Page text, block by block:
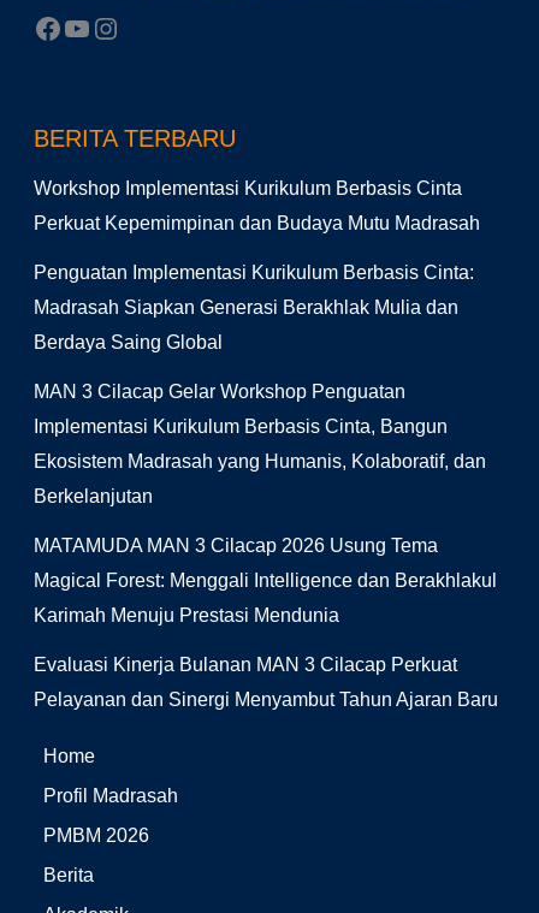
BERITA TERBARU
Workshop Implementasi Kurikulum Berbasis Cinta
Perkuat Kepemimpinan dan Budaya Mutu Madrasah
Penguatan Implementasi Kurikulum Berbasis Cinta:
Madrasah Siapkan Generasi Berakhlak Mulia dan
Berdaya Saing Global
MAN 3 Cilacap Gelar Workshop Penguatan
Implementasi Kurikulum Berbasis Cinta, Bangun
Ekosistem Madrasah yang Humanis, Kolaboratif, dan
Berkelanjutan
MATAMUDA MAN 3 Cilacap 2026 Usung Tema
Magical Forest: Menggali Intelligence dan Berakhlakul
Karimah Menuju Prestasi Mendunia
Evaluasi Kinerja Bulanan MAN 3 Cilacap Perkuat
Pelayanan dan Sinergi Menyambut Tahun Ajaran Baru
Home
Profil Madrasah
PMBM 2026
Berita